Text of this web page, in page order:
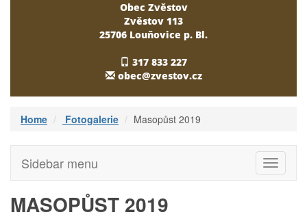
Obec Zvěstov
Zvěstov 113
25706 Louňovice p. Bl.
317 833 227
obec@zvestov.cz
Home Fotogalerie Masopůst 2019
Toggle
Sidebar menu
MASOPŮST 2019